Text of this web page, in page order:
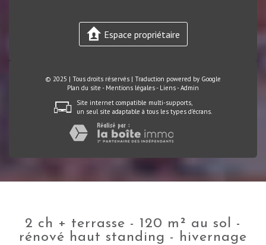
Espace propriétaire
© 2025 | Tous droits réservés | Traduction powered by Google
Plan du site - Mentions légales- Liens-Admin
Site internet compatible multi-supports,
un seul site adaptable à tous les types d'écrans.
2 ch + terrasse - 120 m² au sol -
rénové haut standing - hivernage